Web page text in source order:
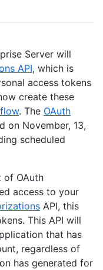
Server will
API, which is
access tokens
create these
. The OAuth
on November, 13,
scheduled
of OAuth
access to your
API, this
This API will
that has
regardless of
has generated for